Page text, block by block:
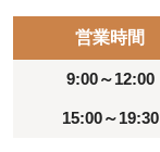
営業時間
9:00～12:00
15:00～19:30